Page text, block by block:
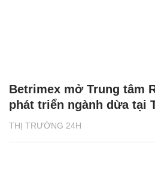
THỊ TRƯỜNG 24H
Betrimex mở Trung tâm
phát triển ngành dừa tại